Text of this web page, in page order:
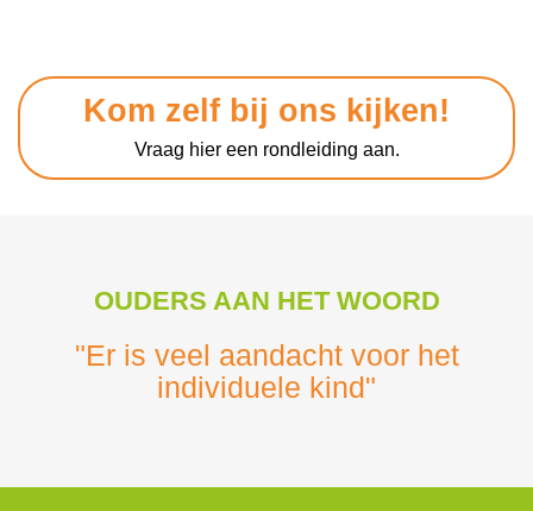
Kom zelf bij ons kijken!
Vraag hier een rondleiding aan.
OUDERS AAN HET WOORD
"Er is veel aandacht voor het
individuele kind"